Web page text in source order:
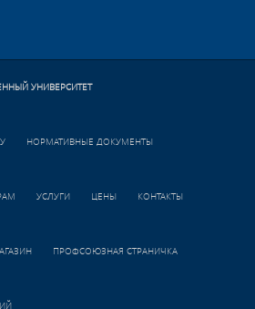
УНИВЕРСИТЕТ
НОРМАТИВНЫЕ ДОКУМЕНТЫ
УСЛУГИ ЦЕНЫ КОНТАКТЫ
ПРОФСОЮЗНАЯ СТРАНИЧКА